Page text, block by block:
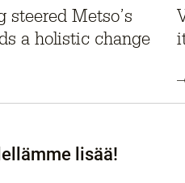
steered Metso’s
a holistic change
lisää!